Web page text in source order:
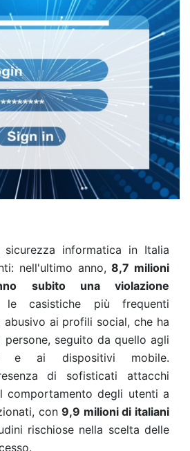
informatica in Italia
nell'ultimo anno,8,7 milioni
subito una violazione
casistiche più frequenti
abusivo ai profili social, che ha
seguito da quello agli
e ai dispositivi mobile.
di sofisticati attacchi
comportamento degli utenti a
con9,9 milioni di italiani
rischiose nella scelta delle